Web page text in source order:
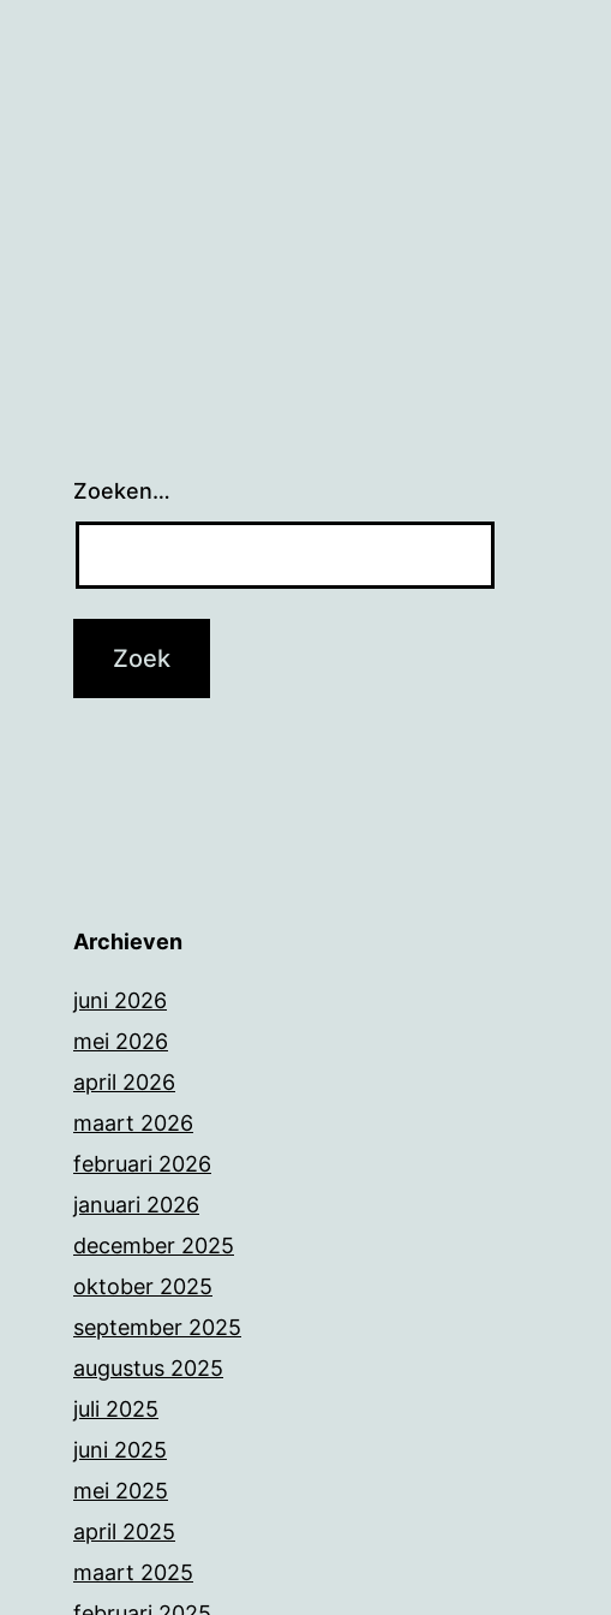
Zoeken…
Archieven
juni 2026
mei 2026
april 2026
maart 2026
februari 2026
januari 2026
december 2025
oktober 2025
september 2025
augustus 2025
juli 2025
juni 2025
mei 2025
april 2025
maart 2025